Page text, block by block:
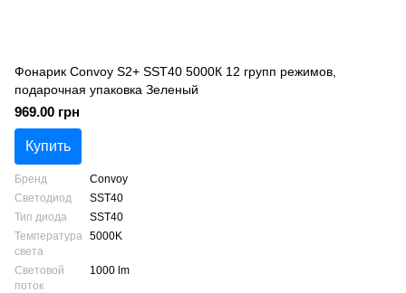
Фонарик Convoy S2+ SST40 5000К 12 групп режимов,
подарочная упаковка Зеленый
969.00 грн
Купить
Бренд
Convoy
Светодиод
SST40
Тип диода
SST40
Температура
света
5000K
Световой
поток
1000 lm